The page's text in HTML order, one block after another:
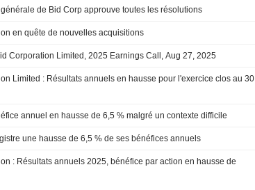
de Bid Corp approuve toutes les résolutions
en quête de nouvelles acquisitions
Corporation Limited, 2025 Earnings Call, Aug 27, 2025
Limited : Résultats annuels en hausse pour l'exercice clos au 30
annuel en hausse de 6,5 % malgré un contexte difficile
une hausse de 6,5 % de ses bénéfices annuels
: Résultats annuels 2025, bénéfice par action en hausse de